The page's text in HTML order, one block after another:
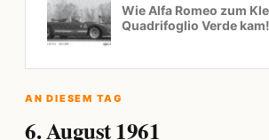
Wie Alfa Romeo zum
Quadrifoglio Verde kam!
AN DIESEM TAG
6. August 1961